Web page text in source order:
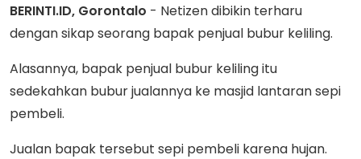
BERINTI.ID, Gorontalo - Netizen dibikin terharu
dengan sikap seorang bapak penjual bubur keliling.
Alasannya, bapak penjual bubur keliling itu
sedekahkan bubur jualannya ke masjid lantaran sepi
pembeli.
Jualan bapak tersebut sepi pembeli karena hujan.